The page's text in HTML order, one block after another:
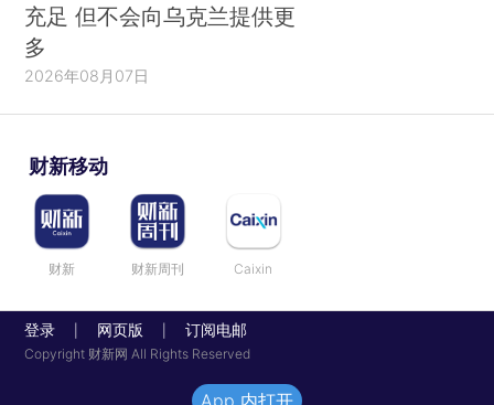
充足 但不会向乌克兰提供更
多
2026年08月07日
财新移动
财新 财新周刊 Caixin
登录 网页版 订阅电邮
Copyright 财新网 All Rights Reserved
App 内打开